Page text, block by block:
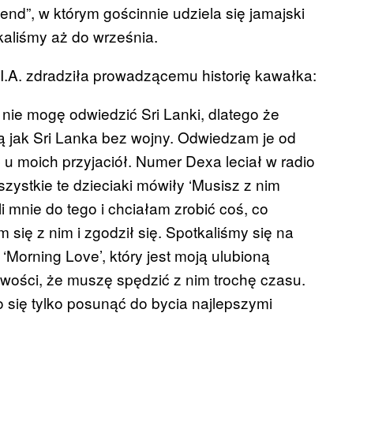
w którym gościnnie udziela się jamajski
aż do września.
zdradziła prowadzącemu historię kawałka:
mogę odwiedzić Sri Lanki, dlatego że
Sri Lanka bez wojny. Odwiedzam je od
moich przyjaciół. Numer Dexa leciał w radio
te dzieciaki mówiły ‘Musisz z nim
do tego i chciałam zrobić coś, co
się z nim i zgodził się. Spotkaliśmy się na
Love’, który jest moją ulubioną
że muszę spędzić z nim trochę czasu.
się tylko posunąć do bycia najlepszymi